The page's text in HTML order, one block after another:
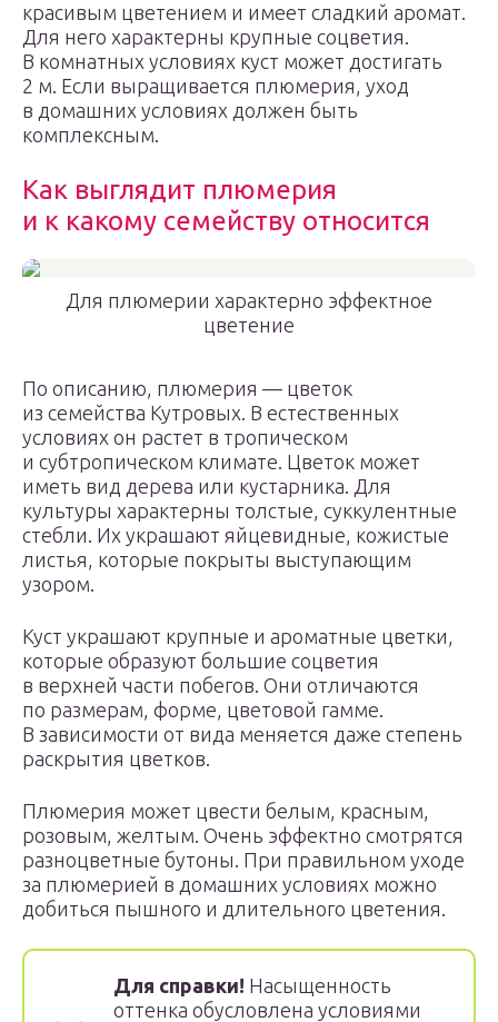
красивым цветением и имеет сладкий аромат.
Для него характерны крупные соцветия.
В комнатных условиях куст может достигать
2 м. Если выращивается плюмерия, уход
в домашних условиях должен быть
комплексным.
Как выглядит плюмерия
и к какому семейству относится
Для плюмерии характерно эффектное
цветение
По описанию, плюмерия — цветок
из семейства Кутровых. В естественных
условиях он растет в тропическом
и субтропическом климате. Цветок может
иметь вид дерева или кустарника. Для
культуры характерны толстые, суккулентные
стебли. Их украшают яйцевидные, кожистые
листья, которые покрыты выступающим
узором.
Куст украшают крупные и ароматные цветки,
которые образуют большие соцветия
в верхней части побегов. Они отличаются
по размерам, форме, цветовой гамме.
В зависимости от вида меняется даже степень
раскрытия цветков.
Плюмерия может цвести белым, красным,
розовым, желтым. Очень эффектно смотрятся
разноцветные бутоны. При правильном уходе
за плюмерией в домашних условиях можно
добиться пышного и длительного цветения.
Для справки! Насыщенность
оттенка обусловлена условиями